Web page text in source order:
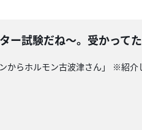
ー試験だね～。受かって
からホルモン古波津さん」 ※紹